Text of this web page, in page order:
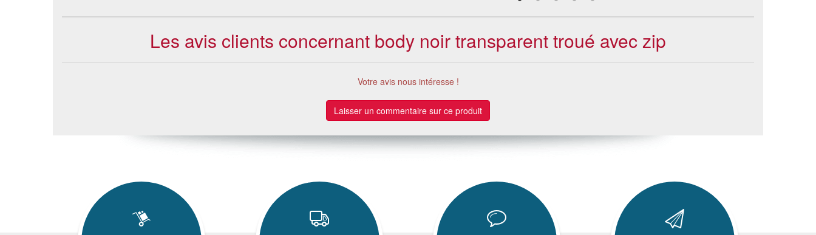
Les avis clients concernant body noir transparent troué avec zip
Votre avis nous intéresse !
Laisser un commentaire sur ce produit